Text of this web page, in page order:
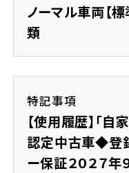
ノーマル車両【標
類
特記事項
【使用履歴】「
認定中古車◆登
ー保証２０２７
ホンダドリー